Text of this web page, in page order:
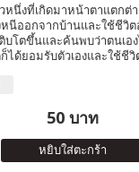
หนึ่งที่เกิดมาหน้าตาแตกต่
นีออกจากบ้านและใช้ชีวิต
บโตขึ้นและค้นพบว่าตนเอ
ได้ยอมรับตัวเองและใช้ชี
50 บาท
หยิบใส่ตะกร้า